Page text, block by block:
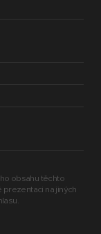
obsahu těchto
prezentaci na jiných